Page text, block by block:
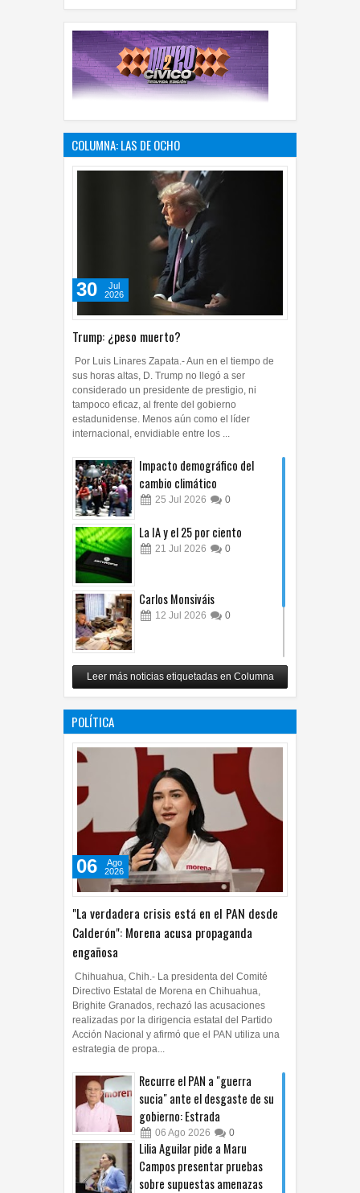
COLUMNA: LAS DE OCHO
Trump: ¿peso muerto?
30
Jul
2026
Por Luis Linares Zapata.- Aun en el tiempo de
sus horas altas, D. Trump no llegó a ser
considerado un presidente de prestigio, ni
tampoco eficaz, al frente del gobierno
estadunidense. Menos aún como el líder
internacional, envidiable entre los ...
Impacto demográfico del
cambio climático
25 Jul 2026 0
La IA y el 25 por ciento
21 Jul 2026 0
Carlos Monsiváis
12 Jul 2026 0
Revuelo en la inteligencia
artificial
07 Jul 2026 0
Leer más noticias etiquetadas en Columna
POLÍTICA
"La verdadera crisis está en el PAN desde
Calderón": Morena acusa propaganda
engañosa
06
Ago
2026
Chihuahua, Chih.- La presidenta del Comité
Directivo Estatal de Morena en Chihuahua,
Brighite Granados, rechazó las acusaciones
realizadas por la dirigencia estatal del Partido
Acción Nacional y afirmó que el PAN utiliza una
estrategia de propa...
Recurre el PAN a "guerra
sucia" ante el desgaste de su
gobierno: Estrada
06 Ago 2026 0
Lilia Aguilar pide a Maru
Campos presentar pruebas
sobre supuestas amenazas